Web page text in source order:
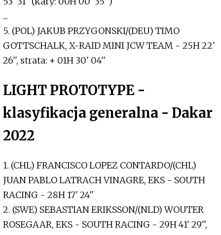
...
5. (POL) JAKUB PRZYGONSKI/(DEU) TIMO
GOTTSCHALK, X-RAID MINI JCW TEAM - 25H 22'
26'', strata: + 01H 30' 04''
LIGHT PROTOTYPE -
klasyfikacja generalna - Dakar
2022
1. (CHL) FRANCISCO LOPEZ CONTARDO/(CHL)
JUAN PABLO LATRACH VINAGRE, EKS - SOUTH
RACING - 28H 17' 24''
2. (SWE) SEBASTIAN ERIKSSON/(NLD) WOUTER
ROSEGAAR, EKS - SOUTH RACING - 29H 41' 29'',